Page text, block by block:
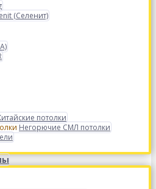
(Селенит)
потолки
Негорючие СМЛ потолки